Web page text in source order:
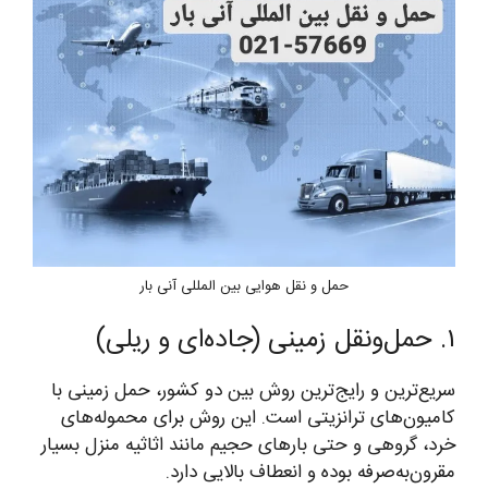
حمل و نقل هوایی بین المللی آنی بار
۱. حمل‌ونقل زمینی (جاده‌ای و ریلی)
سریع‌ترین و رایج‌ترین روش بین دو کشور، حمل زمینی با
کامیون‌های ترانزیتی است. این روش برای محموله‌های
خرد، گروهی و حتی بارهای حجیم مانند اثاثیه منزل بسیار
مقرون‌به‌صرفه بوده و انعطاف بالایی دارد.